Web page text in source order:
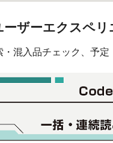
ザーエクスペリ
混入品チェック、予